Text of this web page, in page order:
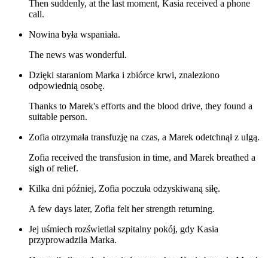
Then suddenly, at the last moment, Kasia received a phone
call.
Nowina była wspaniała.
The news was wonderful.
Dzięki staraniom Marka i zbiórce krwi, znaleziono
odpowiednią osobę.
Thanks to Marek's efforts and the blood drive, they found a
suitable person.
Zofia otrzymała transfuzję na czas, a Marek odetchnął z ulgą.
Zofia received the transfusion in time, and Marek breathed a
sigh of relief.
Kilka dni później, Zofia poczuła odzyskiwaną siłę.
A few days later, Zofia felt her strength returning.
Jej uśmiech rozświetlał szpitalny pokój, gdy Kasia
przyprowadziła Marka.